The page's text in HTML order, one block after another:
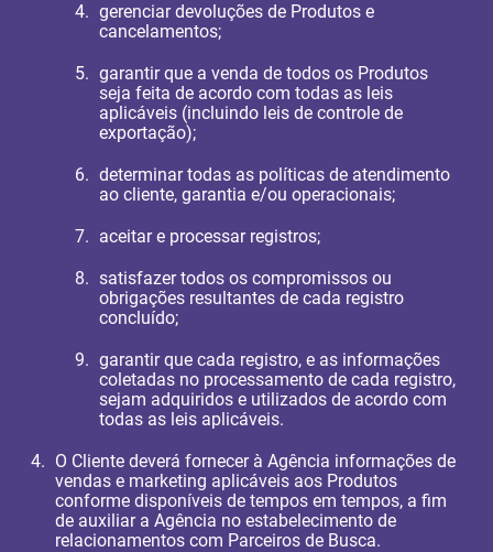
gerenciar devoluções de Produtos e
cancelamentos;
garantir que a venda de todos os Produtos
seja feita de acordo com todas as leis
aplicáveis (incluindo leis de controle de
exportação);
determinar todas as políticas de atendimento
ao cliente, garantia e/ou operacionais;
aceitar e processar registros;
satisfazer todos os compromissos ou
obrigações resultantes de cada registro
concluído;
garantir que cada registro, e as informações
coletadas no processamento de cada registro,
sejam adquiridos e utilizados de acordo com
todas as leis aplicáveis.
O Cliente deverá fornecer à Agência informações de
vendas e marketing aplicáveis aos Produtos
conforme disponíveis de tempos em tempos, a fim
de auxiliar a Agência no estabelecimento de
relacionamentos com Parceiros de Busca.